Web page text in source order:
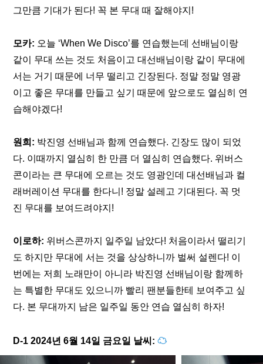
그만큼 기대가 된다! 꼭 본 무대 때 잘해야지!
모카: 오늘 ‘When We Disco’를 연습했는데 선배님이랑
같이 무대 쓰는 것도 처음이고 대선배님이랑 같이 무대에
서는 거기 때문에 너무 떨리고 긴장된다. 정말 정말 영광
이고 좋은 무대를 만들고 싶기 때문에 앞으로도 열심히 연
습해야겠다!
원희: 박진영 선배님과 함께 연습했다. 긴장도 많이 되었
다. 이때까지 열심히 한 만큼 더 열심히 연습했다. 위버스
콘이라는 큰 무대에 오르는 것도 영광인데 대선배님과 컬
래버레이션 무대를 한다니! 정말 설레고 기대된다. 꼭 멋
진 무대를 보여드려야지!
이로하: 위버스콘까지 일주일 남았다! 처음이라서 떨리기
도 하지만 무대에 서는 것을 상상하니까 벌써 설렌다! 이
번에는 저희 노래만이 아니라 박진영 선배님이랑 함께하
는 특별한 무대도 있으니까 빨리 팬분들한테 보여주고 싶
다. 본 무대까지 남은 일주일 동안 연습 열심히 하자!
D-1 2024년 6월 14일 금요일 날씨: ☁